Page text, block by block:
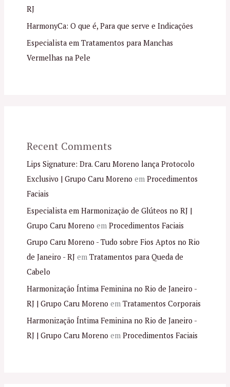
RJ
HarmonyCa: O que é, Para que serve e Indicações
Especialista em Tratamentos para Manchas
Vermelhas na Pele
Recent Comments
Lips Signature: Dra. Caru Moreno lança Protocolo
Exclusivo | Grupo Caru Moreno em Procedimentos
Faciais
Especialista em Harmonização de Glúteos no RJ |
Grupo Caru Moreno em Procedimentos Faciais
Grupo Caru Moreno - Tudo sobre Fios Aptos no Rio
de Janeiro - RJem Tratamentos para Queda de
Cabelo
Harmonização Íntima Feminina no Rio de Janeiro -
RJ | Grupo Caru Moreno em Tratamentos Corporais
Harmonização Íntima Feminina no Rio de Janeiro -
RJ | Grupo Caru Moreno em Procedimentos Faciais